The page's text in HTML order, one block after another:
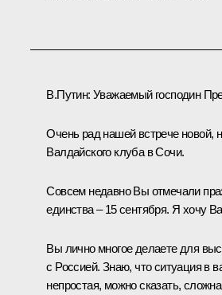
В.Путин: Уважаемый господин
Очень рад нашей встрече новой,
Валдайского клуба в Сочи.
Совсем недавно Вы отмечали
единства – 15 сентября. Я хочу
Вы лично многое делаете для
с Россией. Знаю, что ситуация в
непростая, можно сказать,